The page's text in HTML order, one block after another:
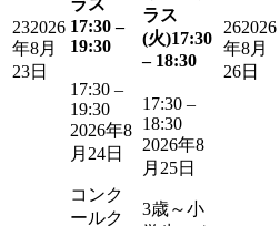
232026
年8月
23日
ラス
17:30 –
19:30
17:30 –
19:30
2026年8
月24日
コンク
ールク
ラス
(火)17:30
– 18:30
17:30 –
18:30
2026年8
月25日
3歳～小
262026
年8月
26日